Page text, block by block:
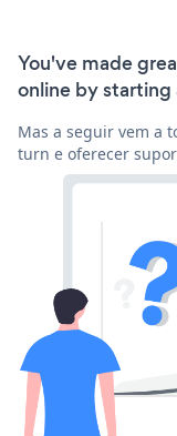
You've made
online by starting
Mas a seguir vem a
turn e oferecer